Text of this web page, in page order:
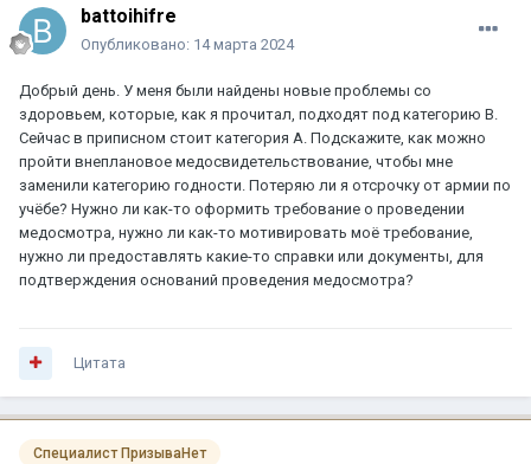
battoihifre
Опубликовано: 14 марта 2024
Добрый день. У меня были найдены новые проблемы со
здоровьем, которые, как я прочитал, подходят под категорию В.
Сейчас в приписном стоит категория А. Подскажите, как можно
пройти внеплановое медосвидетельствование, чтобы мне
заменили категорию годности. Потеряю ли я отсрочку от армии по
учёбе? Нужно ли как-то оформить требование о проведении
медосмотра, нужно ли как-то мотивировать моё требование,
нужно ли предоставлять какие-то справки или документы, для
подтверждения оснований проведения медосмотра?
Цитата
Специалист ПризываНет